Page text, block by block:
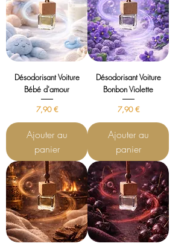
Désodorisant Voiture
Bébé d'amour
Prix
7,90 €
Ajouter au
panier
Désodorisant Voiture
Bonbon Violette
Prix
7,90 €
Ajouter au
panier